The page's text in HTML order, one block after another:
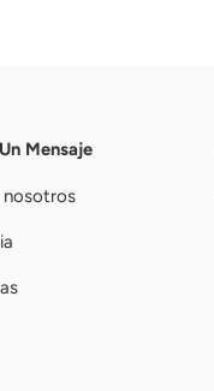
Mensaje
nosotros